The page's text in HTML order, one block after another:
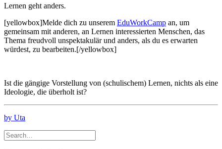
Lernen geht anders.
[yellowbox]Melde dich zu unserem EduWorkCamp an, um
gemeinsam mit anderen, an Lernen interessierten Menschen, das
Thema freudvoll unspektakulär und anders, als du es erwarten
würdest, zu bearbeiten.[/yellowbox]
Ist die gängige Vorstellung von (schulischem) Lernen, nichts als eine
Ideologie, die überholt ist?
by Uta